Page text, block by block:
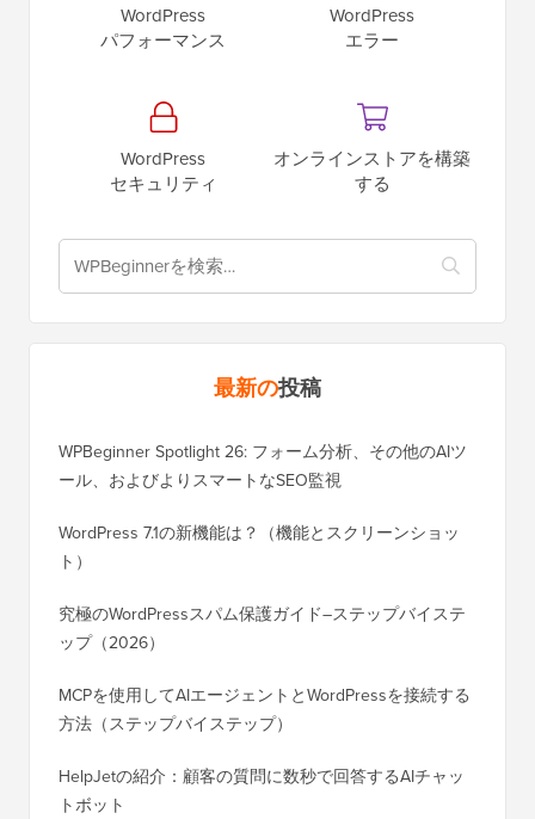
WordPress
パフォーマンス
WordPress
エラー
WordPress
セキュリティ
オンラインストアを構築
する
最新の投稿
WPBeginner Spotlight 26: フォーム分析、その他のAIツ
ール、およびよりスマートなSEO監視
WordPress 7.1の新機能は？（機能とスクリーンショッ
ト）
究極のWordPressスパム保護ガイド–ステップバイステ
ップ（2026）
MCPを使用してAIエージェントとWordPressを接続する
方法（ステップバイステップ）
HelpJetの紹介：顧客の質問に数秒で回答するAIチャッ
トボット